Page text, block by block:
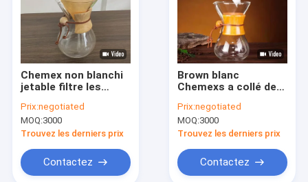
Chemex non blanchi
jetable filtre les
blanchis de papier
d'Aeropress
Prix:negotiated
MOQ:3000
Trouvez les derniers prix
Contactez
Brown blanc
Chemexs a collé des
place de Prefolded
pour la tasse 1-3
Prix:negotiated
MOQ:3000
Trouvez les derniers prix
Contactez